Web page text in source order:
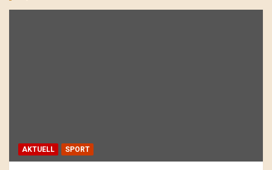
AKTUELL SPORT